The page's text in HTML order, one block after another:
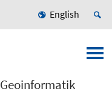
English